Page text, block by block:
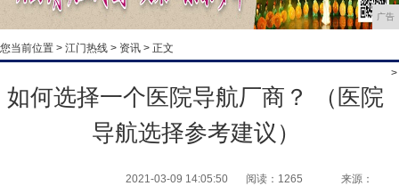
广告
您当前位置 > 江门热线 > 资讯 > 正文
>
如何选择一个医院导航厂商？ （医院
导航选择参考建议）
2021-03-09 14:05:50 阅读：1265 来源：